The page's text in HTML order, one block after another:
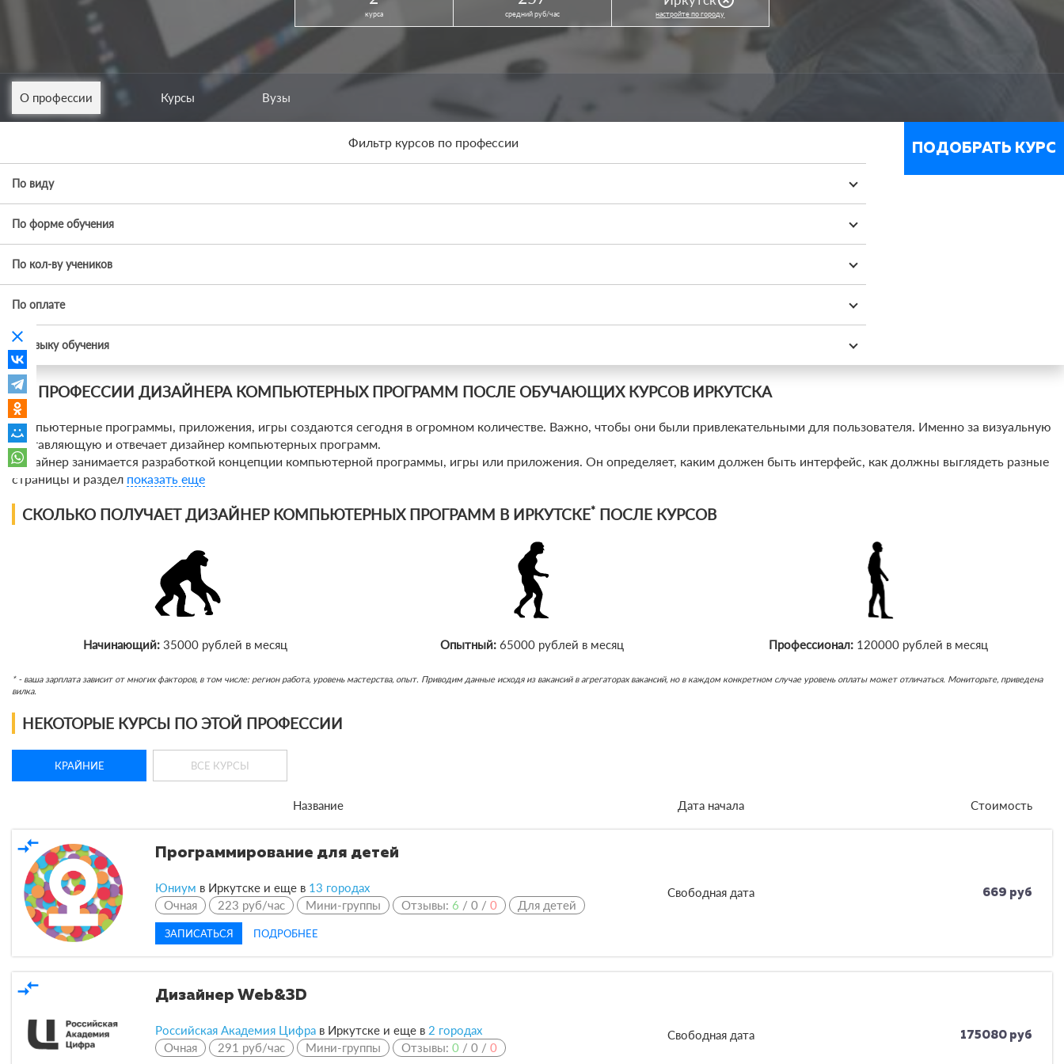
clear
курса средний руб/час настройте по городу
О профессии Курсы Вузы
О ПРОФЕССИИ ДИЗАЙНЕРА КОМПЬЮТЕРНЫХ ПРОГРАММ ПОСЛЕ ОБУЧАЮЩИХ КУРСОВ ИРКУТСКА
Компьютерные программы, приложения, игры создаются сегодня в огромном количестве. Важно, чтобы они были привлекательными для пользователя. Именно за визуальную
составляющую и отвечает дизайнер компьютерных программ.
Дизайнер занимается разработкой концепции компьютерной программы, игры или приложения. Он определяет, каким должен быть интерфейс, как должны выглядеть разные
страницы и раздел показать еще
СКОЛЬКО ПОЛУЧАЕТ ДИЗАЙНЕР КОМПЬЮТЕРНЫХ ПРОГРАММ В ИРКУТСКЕ* ПОСЛЕ КУРСОВ
Начинающий:35000 рублей в месяц Опытный:65000 рублей в месяц Профессионал: 120000 рублей в месяц
* - ваша зарплата зависит от многих факторов, в том числе: регион работа, уровень мастерства, опыт. Приводим данные исходя из вакансий в агрегаторах вакансий, но в каждом конкретном случае уровень оплаты может отличаться. Мониторьте, приведена
вилка.
НЕКОТОРЫЕ КУРСЫ ПО ЭТОЙ ПРОФЕССИИ
КРАЙНИЕ ВСЕ КУРСЫ
Название Дата начала Стоимость
compare_arrows Программирование для детей
Юниум в Иркутске и еще в 13 городах
Очная
223 руб/час Мини-группы Отзывы: 6 / 0 / 0 Для детей
ЗАПИСАТЬСЯ ПОДРОБНЕЕ
Свободная дата 669 руб
compare_arrows Дизайнер Web&3D
Российская Академия Цифра в Иркутске и еще в 2 городах
Очная
291 руб/час Мини-группы Отзывы: 0 / 0 / 0
Свободная дата 175080 руб
ПОДОБРАТЬ КУРС
Фильтр курсов по профессии
По виду
По форме обучения
По кол-ву учеников
По оплате
По языку обучения